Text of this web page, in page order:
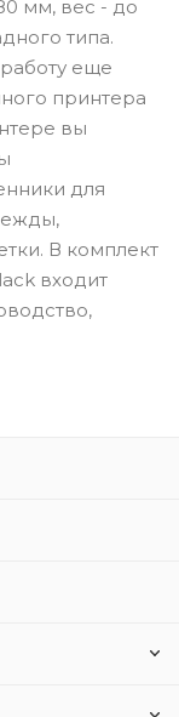
мм, вес - до
типа.
еще
принтера
вы
для
В комплект
входит